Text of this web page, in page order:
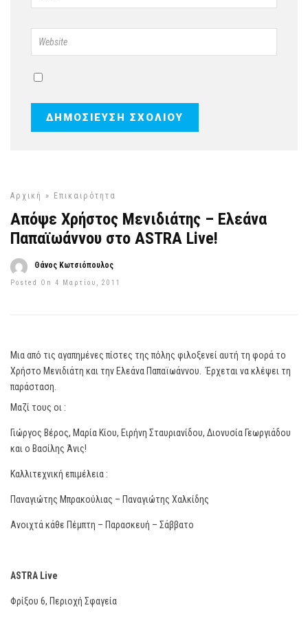
Αρχική » Επικαιρότητα
Απόψε Χρήστος Μενιδιάτης – Ελεάνα
Παπαϊωάννου στο ASTRA Live!
Θάνος Κωτσιόπουλος
Posted On 4 Μαρτίου, 2011
Μια από τις αγαπημένες πίστες της πόλης φιλοξενεί αυτή τη φορά το
Χρήστο Μενιδιάτη και την Ελεάνα Παπαϊωάννου. Έρχεται να κλέψει τη
παράσταση.
Μαζί τους οι :
Γιώργος Βέρος, Μαρία Κίου, Ειρήνη Σταυριανίδου, Διονυσία Γεωργιάδου
και ο Βασίλης Άνις!
Καλλιτεχνική επιμέλεια :
Παναγιώτης Μπρακούλιας – Παναγιώτης Χαλκίδης
Ανοιχτά κάθε Πέμπτη – Παρασκευή – Σάββατο
ASTRA Live
Φρίξου 6, Περιοχή Σφαγεία